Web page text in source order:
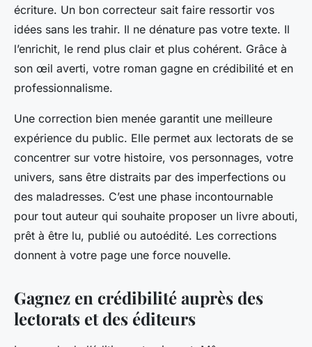
écriture. Un bon correcteur sait faire ressortir vos
idées sans les trahir. Il ne dénature pas votre texte. Il
l’enrichit, le rend plus clair et plus cohérent. Grâce à
son œil averti, votre roman gagne en crédibilité et en
professionnalisme.
Une correction bien menée garantit une meilleure
expérience du public. Elle permet aux lectorats de se
concentrer sur votre histoire, vos personnages, votre
univers, sans être distraits par des imperfections ou
des maladresses. C’est une phase incontournable
pour tout auteur qui souhaite proposer un livre abouti,
prêt à être lu, publié ou autoédité. Les corrections
donnent à votre page une force nouvelle.
Gagnez en crédibilité auprès des
lectorats et des éditeurs